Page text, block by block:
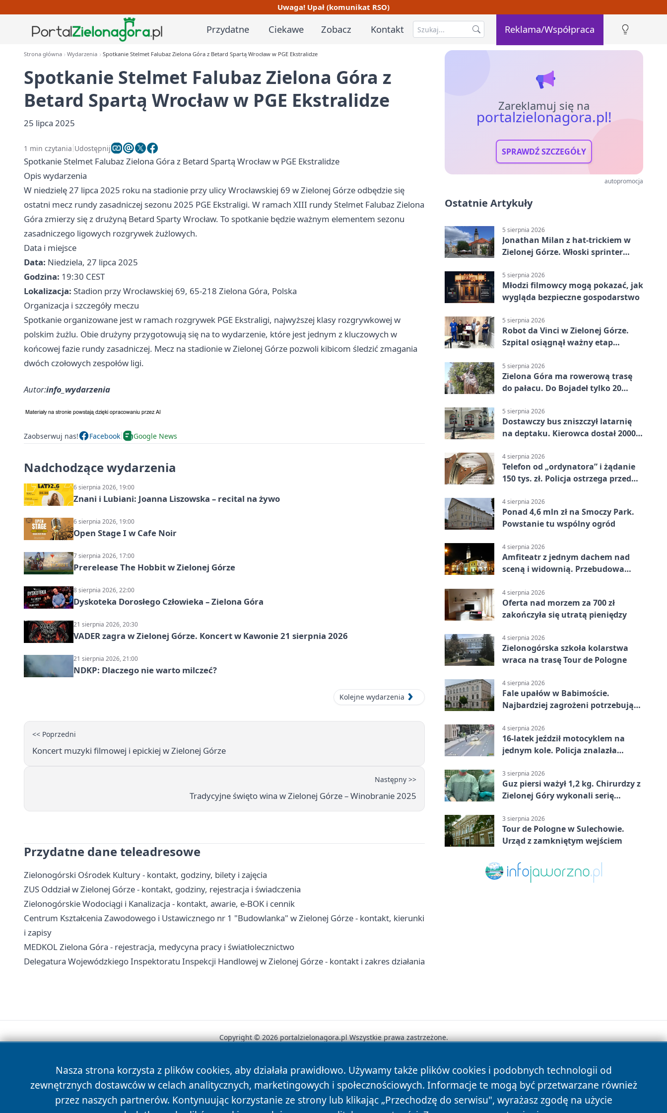
Uwaga! Upał (komunikat RSO)
Przydatne Ciekawe Zobacz Kontakt Reklama/Współpraca
Strona główna Wydarzenia Spotkanie Stelmet Falubaz Zielona Góra z Betard Spartą Wrocław w PGE Ekstralidze
Spotkanie Stelmet Falubaz Zielona Góra z
Betard Spartą Wrocław w PGE Ekstralidze
25 lipca 2025
1 min czytania Udostępnij
Spotkanie Stelmet Falubaz Zielona Góra z Betard Spartą Wrocław w PGE Ekstralidze
Opis wydarzenia
W niedzielę 27 lipca 2025 roku na stadionie przy ulicy Wrocławskiej 69 w Zielonej Górze odbędzie się
ostatni mecz rundy zasadniczej sezonu 2025 PGE Ekstraligi. W ramach XIII rundy Stelmet Falubaz Zielona
Góra zmierzy się z drużyną Betard Sparty Wrocław. To spotkanie będzie ważnym elementem sezonu
zasadniczego ligowych rozgrywek żużlowych.
Data i miejsce
Data: Niedziela, 27 lipca 2025
Godzina: 19:30 CEST
Lokalizacja: Stadion przy Wrocławskiej 69, 65-218 Zielona Góra, Polska
Organizacja i szczegóły meczu
Spotkanie organizowane jest w ramach rozgrywek PGE Ekstraligi, najwyższej klasy rozgrywkowej w
polskim żużlu. Obie drużyny przygotowują się na to wydarzenie, które jest jednym z kluczowych w
końcowej fazie rundy zasadniczej. Mecz na stadionie w Zielonej Górze pozwoli kibicom śledzić zmagania
dwóch czołowych zespołów ligi.
Autor:info_wydarzenia
Zaobserwuj nas! Facebook Google News
Nadchodzące wydarzenia
6 sierpnia 2026, 19:00
Znani i Lubiani: Joanna Liszowska – recital na żywo
6 sierpnia 2026, 19:00
Open Stage I w Cafe Noir
7 sierpnia 2026, 17:00
Prerelease The Hobbit w Zielonej Górze
8 sierpnia 2026, 22:00
Dyskoteka Dorosłego Człowieka – Zielona Góra
21 sierpnia 2026, 20:30
VADER zagra w Zielonej Górze. Koncert w Kawonie 21 sierpnia 2026
21 sierpnia 2026, 21:00
NDKP: Dlaczego nie warto milczeć?
Kolejne wydarzenia
<< Poprzedni
Koncert muzyki filmowej i epickiej w Zielonej Górze
Następny >>
Tradycyjne święto wina w Zielonej Górze – Winobranie 2025
Przydatne dane teleadresowe
Zielonogórski Ośrodek Kultury - kontakt, godziny, bilety i zajęcia
ZUS Oddział w Zielonej Górze - kontakt, godziny, rejestracja i świadczenia
Zielonogórskie Wodociągi i Kanalizacja - kontakt, awarie, e-BOK i cennik
Centrum Kształcenia Zawodowego i Ustawicznego nr 1 "Budowlanka" w Zielonej Górze - kontakt, kierunki
i zapisy
MEDKOL Zielona Góra - rejestracja, medycyna pracy i światłolecznictwo
Delegatura Wojewódzkiego Inspektoratu Inspekcji Handlowej w Zielonej Górze - kontakt i zakres działania
Zareklamuj się na
portalzielonagora.pl!
SPRAWDŹ SZCZEGÓŁY
autopromocja
Ostatnie Artykuły
5 sierpnia 2026
Jonathan Milan z hat-trickiem w
Zielonej Górze. Włoski sprinter
5 sierpnia 2026
Młodzi filmowcy mogą pokazać, jak
wygląda bezpieczne gospodarstwo
5 sierpnia 2026
Robot da Vinci w Zielonej Górze.
Szpital osiągnął ważny etap
5 sierpnia 2026
Zielona Góra ma rowerową trasę
do pałacu. Do Bojadeł tylko 20
5 sierpnia 2026
Dostawczy bus zniszczył latarnię
na deptaku. Kierowca dostał 2000
4 sierpnia 2026
Telefon od „ordynatora” i żądanie
150 tys. zł. Policja ostrzega przed
4 sierpnia 2026
Ponad 4,6 mln zł na Smoczy Park.
Powstanie tu wspólny ogród
4 sierpnia 2026
Amfiteatr z jednym dachem nad
sceną i widownią. Przebudowa
4 sierpnia 2026
Oferta nad morzem za 700 zł
zakończyła się utratą pieniędzy
4 sierpnia 2026
Zielonogórska szkoła kolarstwa
wraca na trasę Tour de Pologne
4 sierpnia 2026
Fale upałów w Babimoście.
Najbardziej zagrożeni potrzebują
4 sierpnia 2026
16-latek jeździł motocyklem na
jednym kole. Policja znalazła
3 sierpnia 2026
Guz piersi ważył 1,2 kg. Chirurdzy z
Zielonej Góry wykonali serię
3 sierpnia 2026
Tour de Pologne w Sulechowie.
Urząd z zamkniętym wejściem
Nasza strona korzysta z plików cookies, aby działała prawidłowo. Używamy także plików cookies i podobnych technologii od
zewnętrznych dostawców w celach analitycznych, marketingowych i społecznościowych. Informacje te mogą być przetwarzane również
przez naszych partnerów. Kontynuując korzystanie ze strony lub klikając „Przechodzę do serwisu", wyrażasz zgodę na użycie
Copyright © 2026 portalzielonagora.pl Wszystkie prawa zastrzeżone.
News Autorzy Polityka Prywatności Polityka Cookies